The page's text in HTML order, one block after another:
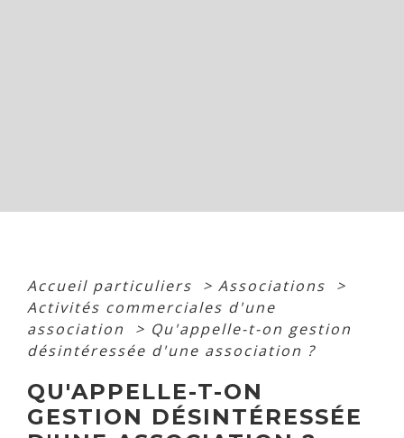
Accueil particuliers > Associations
>
Activités commerciales d'une
association
> Qu'appelle-t-on gestion
désintéressée d'une association ?
QU'APPELLE-T-ON
GESTION DÉSINTÉRESSÉE